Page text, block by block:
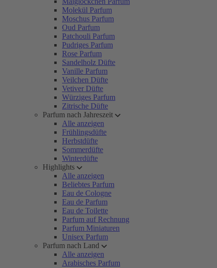
Molekül Parfum
Moschus Parfum
Oud Parfum
Patchouli Parfum
Pudriges Parfum
Rose Parfum
Sandelholz Düfte
Vanille Parfum
Veilchen Düfte
Vetiver Düfte
Würziges Parfum
Zitrische Düfte
Parfum nach Jahreszeit
Alle anzeigen
Frühlingsdüfte
Herbstdüfte
Sommerdüfte
Winterdüfte
Highlights
Alle anzeigen
Beliebtes Parfum
Eau de Cologne
Eau de Parfum
Eau de Toilette
Parfum auf Rechnung
Parfum Miniaturen
Unisex Parfum
Parfum nach Land
Alle anzeigen
Arabisches Parfum